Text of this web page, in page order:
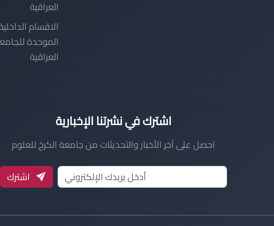
العراقية
الاقسام
الموحدة
العراقية
اشترك في نشرتنا الإخبارية
احصل على آخر الأخبار والتحديثات من جامعة الكرخ للعلوم